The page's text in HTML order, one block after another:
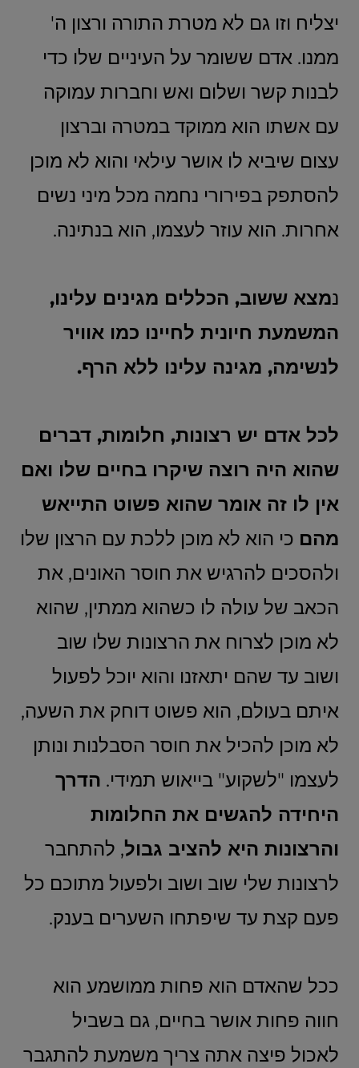
יצליח וזו גם לא מטרת התורה ורצון ה'
ממנו. אדם ששומר על העיניים שלו כדי
לבנות קשר ושלום ואש וחברות עמוקה
עם אשתו הוא ממוקד במטרה וברצון
עצום שיביא לו אושר עילאי והוא לא מוכן
להסתפק בפירורי נחמה מכל מיני נשים
אחרות. הוא עוזר לעצמו, הוא בנתינה.
נמצא ששוב, הכללים מגינים עלינו,
המשמעת חיונית לחיינו כמו אוויר
לנשימה, מגינה עלינו ללא הרף.
לכל אדם יש רצונות, חלומות, דברים
שהוא היה רוצה שיקרו בחיים שלו ואם
אין לו זה אומר שהוא פשוט התייאש
מהם כי הוא לא מוכן ללכת עם הרצון שלו
ולהסכים להרגיש את חוסר האונים, את
הכאב של עולה לו כשהוא ממתין, שהוא
לא מוכן לצרוח את הרצונות שלו שוב
ושוב עד שהם יתאזנו והוא יוכל לפעול
איתם בעולם, הוא פשוט דוחק את השעה,
לא מוכן להכיל את חוסר הסבלנות ונותן
לעצמו "לשקוע" בייאוש תמידי. הדרך
היחידה להגשים את החלומות
והרצונות היא להציב גבול, להתחבר
לרצונות שלי שוב ושוב ולפעול מתוכם כל
פעם קצת עד שיפתחו השערים בענק.
ככל שהאדם הוא פחות ממושמע הוא
חווה פחות אושר בחיים, גם בשביל
לאכול פיצה אתה צריך משמעת להתגבר